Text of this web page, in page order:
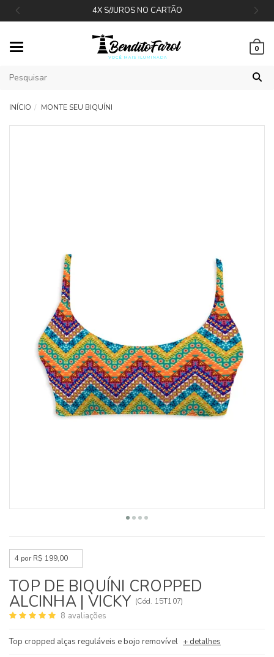
4X S/JUROS NO CARTÃO
0
INÍCIO MONTE SEU BIQUÍNI
4 por R$ 199,00
TOP DE BIQUÍNI CROPPED
ALCINHA | VICKY (Cód. 15T107)
8 avaliações
Top cropped alças reguláveis e bojo removível + detalhes